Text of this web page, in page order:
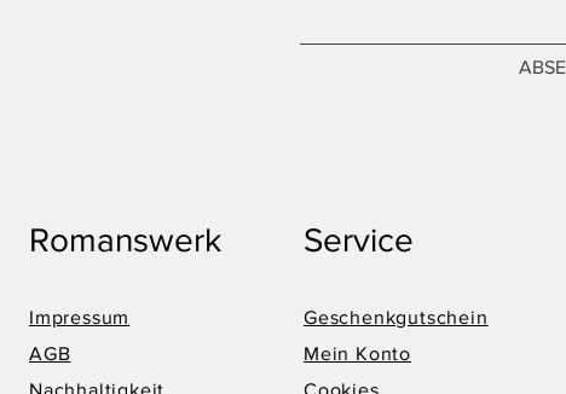
Romanswerk
Impressum
AGB
Service
Geschenkgutschein
Mein Konto